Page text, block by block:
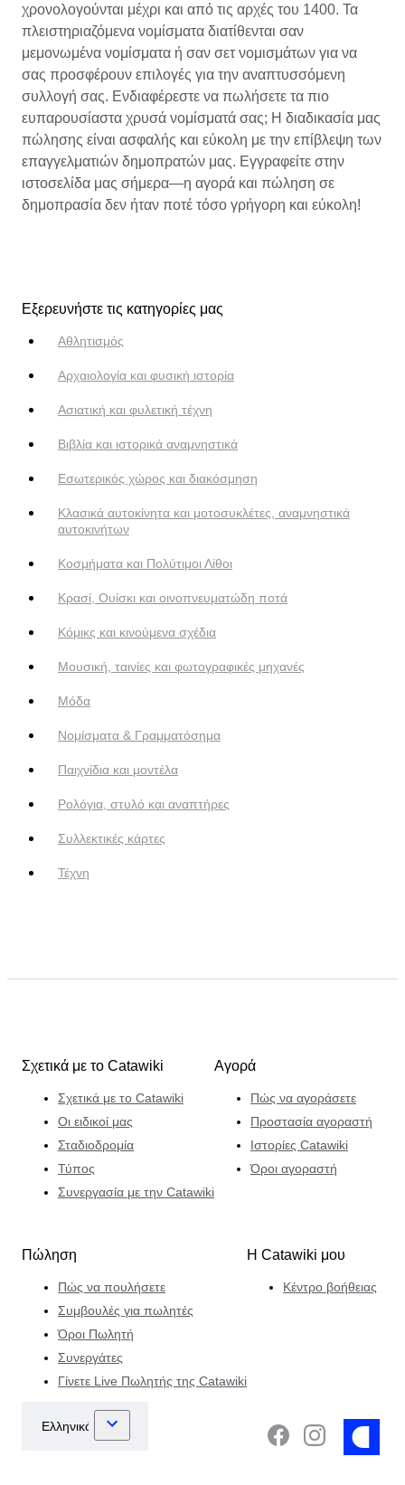
χρονολογούνται μέχρι και από τις αρχές του 1400. Τα
πλειστηριαζόμενα νομίσματα διατίθενται σαν
μεμονωμένα νομίσματα ή σαν σετ νομισμάτων για να
σας προσφέρουν επιλογές για την αναπτυσσόμενη
συλλογή σας. Ενδιαφέρεστε να πωλήσετε τα πιο
ευπαρουσίαστα χρυσά νομίσματά σας; Η διαδικασία μας
πώλησης είναι ασφαλής και εύκολη με την επίβλεψη των
επαγγελματιών δημοπρατών μας. Εγγραφείτε στην
ιστοσελίδα μας σήμερα—η αγορά και πώληση σε
δημοπρασία δεν ήταν ποτέ τόσο γρήγορη και εύκολη!
Εξερευνήστε τις κατηγορίες μας
Αθλητισμός
Αρχαιολογία και φυσική ιστορία
Ασιατική και φυλετική τέχνη
Βιβλία και ιστορικά αναμνηστικά
Εσωτερικός χώρος και διακόσμηση
Κλασικά αυτοκίνητα και μοτοσυκλέτες, αναμνηστικά
αυτοκινήτων
Κοσμήματα και Πολύτιμοι Λίθοι
Κρασί, Ουίσκι και οινοπνευματώδη ποτά
Κόμικς και κινούμενα σχέδια
Μουσική, ταινίες και φωτογραφικές μηχανές
Μόδα
Νομίσματα & Γραμματόσημα
Παιχνίδια και μοντέλα
Ρολόγια, στυλό και αναπτήρες
Συλλεκτικές κάρτες
Τέχνη
Σχετικά με το Catawiki
Σχετικά με το Catawiki
Οι ειδικοί μας
Σταδιοδρομία
Τύπος
Συνεργασία με την Catawiki
Αγορά
Πώς να αγοράσετε
Προστασία αγοραστή
Ιστορίες Catawiki
Όροι αγοραστή
Πώληση
Πώς να πουλήσετε
Συμβουλές για πωλητές
Όροι Πωλητή
Συνεργάτες
Γίνετε Live Πωλητής της Catawiki
Η Catawiki μου
Κέντρο βοήθειας